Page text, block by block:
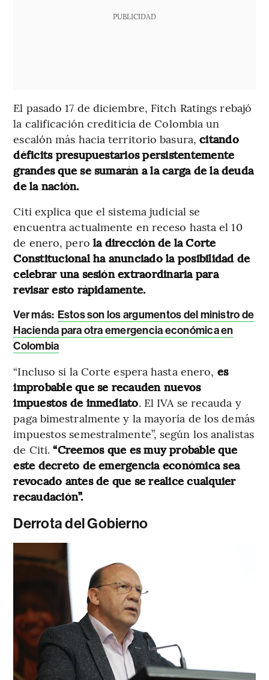
PUBLICIDAD
El pasado 17 de diciembre, Fitch Ratings rebajó
la calificación crediticia de Colombia un
escalón más hacia territorio basura,citando
déficits presupuestarios persistentemente
grandes que se sumarán a la carga de la deuda
de la nación.
Citi explica que el sistema judicial se
encuentra actualmente en receso hasta el 10
de enero, pero la dirección de la Corte
Constitucional ha anunciado la posibilidad de
celebrar una sesión extraordinaria para
revisar esto rápidamente.
Ver más: Estos son los argumentos del ministro de
Hacienda para otra emergencia económica en
Colombia
“Incluso si la Corte espera hasta enero, es
improbable que se recauden nuevos
impuestos de inmediato. El IVA se recauda y
paga bimestralmente y la mayoría de los demás
impuestos semestralmente”, según los analistas
de Citi. “Creemos que es muy probable que
este decreto de emergencia económica sea
revocado antes de que se realice cualquier
recaudación”.
Derrota del Gobierno